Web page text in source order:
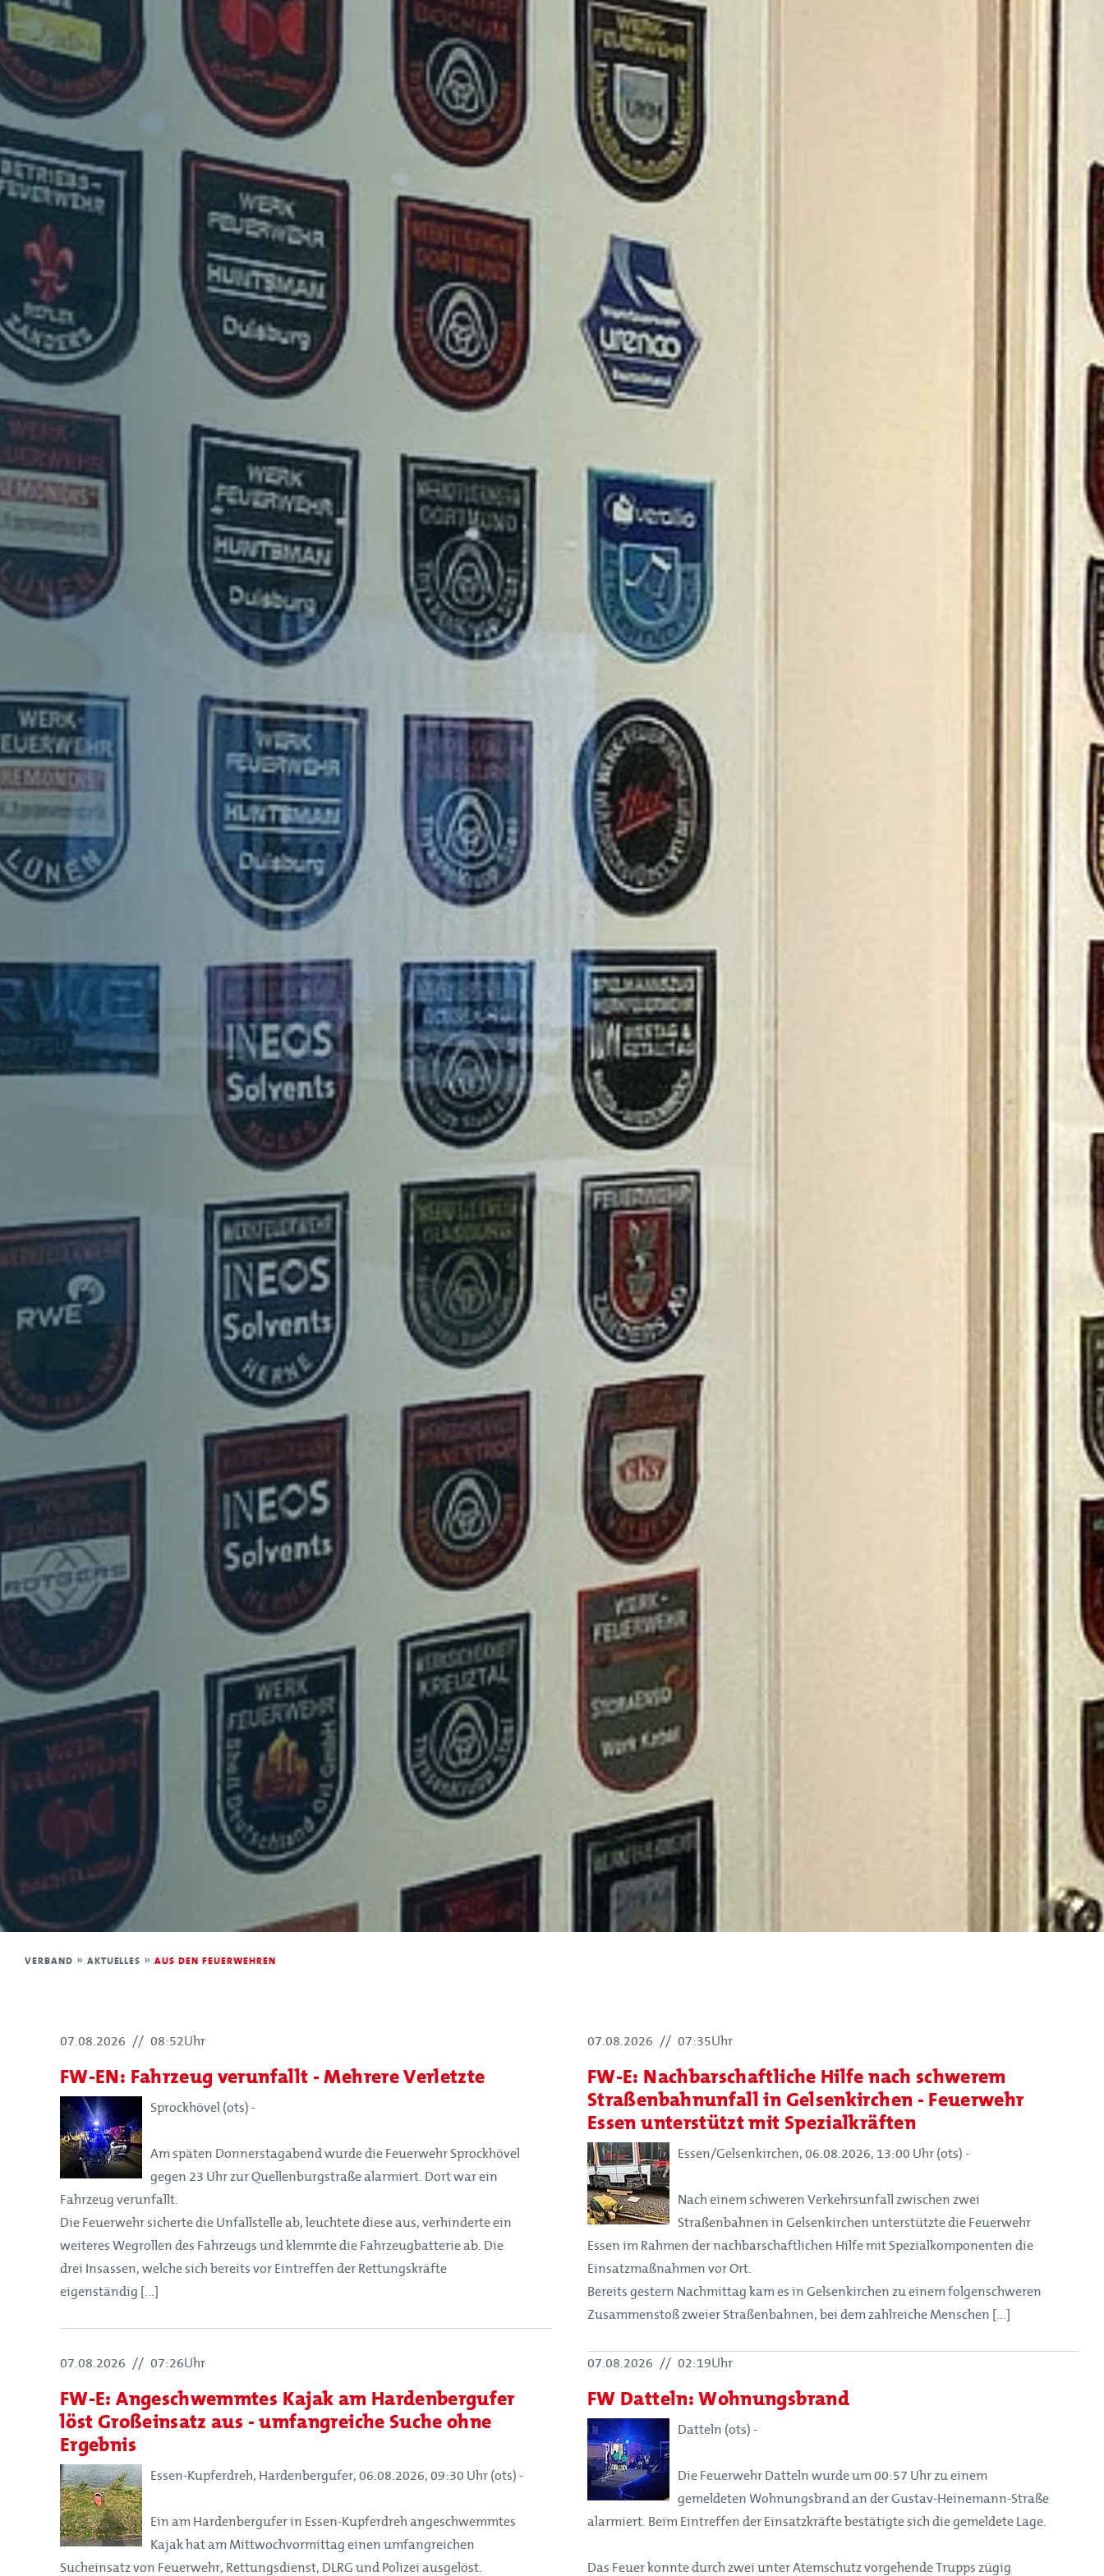
Verband
Struktur
Themenbereiche
Aktuelles
Für Dich
Vorteile
Auszeichnungen und Nachweise
Ausleihen
Projekte & Kampagnen
Hauptnavigation
Service & Kontakt
Unsere Verbundpartner
Downloadbereich
Kontakt & Presse
Veranstaltungen der Feuerwehren
Veranstaltungen der Feuerwehren
Veranstaltungen der Feuerwehren
Leistungsnachweis
Veranstaltungen der Feuerwehren
Veranstaltungen der Feuerwehren
Veranstaltungen der Feuerwehren
Struktur
Struktur
Mitglieder
Organe
Geschäftsstelle
Leitbild
Kinderfeuerwehr
Jugendfeuerwehr
Struktur
Satzung
Förderer und Partner
Kinderfeuerwehr
Jugendfeuerwehr
Struktur
Mitglieder
Organe
Geschäftsstelle
Satzung
Förderer und Partner
Kinderfeuerwehr
Jugendfeuerwehr
Struktur
Struktur
Mitglieder
Organe
Geschäftsstelle
Leitbild
Satzung
Förderer und Partner
Struktur
Mitglieder
Organe
Geschäftsstelle
Leitbild
Satzung
Förderer und Partner
Kinderfeuerwehr
Jugendfeuerwehr
Struktur
Struktur
Mitglieder
Organe
Geschäftsstelle
Leitbild
Satzung
Förderer und Partner
VERBAND » AKTUELLES » AUS DEN FEUERWEHREN
07.08.2026 // 08:52Uhr
FW-EN: Fahrzeug verunfallt - Mehrere Verletzte
Sprockhövel (ots) -
Am späten Donnerstagabend wurde die Feuerwehr Sprockhövel
gegen 23 Uhr zur Quellenburgstraße alarmiert. Dort war ein
Fahrzeug verunfallt.
Die Feuerwehr sicherte die Unfallstelle ab, leuchtete diese aus, verhinderte ein
weiteres Wegrollen des Fahrzeugs und klemmte die Fahrzeugbatterie ab. Die
drei Insassen, welche sich bereits vor Eintreffen der Rettungskräfte
eigenständig [...]
07.08.2026 // 07:35Uhr
FW-E: Nachbarschaftliche Hilfe nach schwerem
Straßenbahnunfall in Gelsenkirchen - Feuerwehr
Essen unterstützt mit Spezialkräften
Essen/Gelsenkirchen, 06.08.2026, 13:00 Uhr (ots) -
Nach einem schweren Verkehrsunfall zwischen zwei
Straßenbahnen in Gelsenkirchen unterstützte die Feuerwehr
Essen im Rahmen der nachbarschaftlichen Hilfe mit Spezialkomponenten die
Einsatzmaßnahmen vor Ort.
Bereits gestern Nachmittag kam es in Gelsenkirchen zu einem folgenschweren
Zusammenstoß zweier Straßenbahnen, bei dem zahlreiche Menschen [...]
07.08.2026 // 07:26Uhr
FW-E: Angeschwemmtes Kajak am Hardenbergufer
löst Großeinsatz aus - umfangreiche Suche ohne
Ergebnis
Essen-Kupferdreh, Hardenbergufer, 06.08.2026, 09:30 Uhr (ots) -
Ein am Hardenbergufer in Essen-Kupferdreh angeschwemmtes
Kajak hat am Mittwochvormittag einen umfangreichen
Sucheinsatz von Feuerwehr, Rettungsdienst, DLRG und Polizei ausgelöst.
07.08.2026 // 02:19Uhr
FW Datteln: Wohnungsbrand
Datteln (ots) -
Die Feuerwehr Datteln wurde um 00:57 Uhr zu einem
gemeldeten Wohnungsbrand an der Gustav-Heinemann-Straße
alarmiert. Beim Eintreffen der Einsatzkräfte bestätigte sich die gemeldete Lage.
Das Feuer konnte durch zwei unter Atemschutz vorgehende Trupps zügig